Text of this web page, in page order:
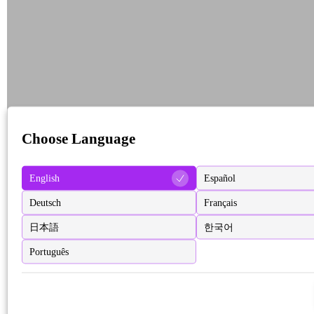
Choose Language
English Español
Deutsch Français
日本語 한국어
Português